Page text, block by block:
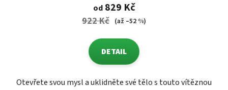
od829 Kč
922 Kč (až –52 %)
DETAIL
Otevřete svou mysl a uklidněte své tělo s touto vítěznou